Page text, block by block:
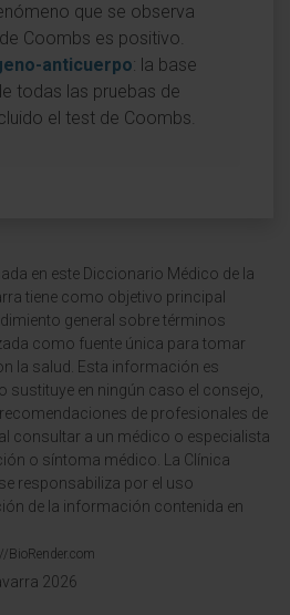
que se observa
Coombs es positivo.
anticuerpo: la base
todas las pruebas de
el test de Coombs.
en este Diccionario Médico de la
tiene como objetivo principal
general sobre términos
como fuente única para tomar
la salud. Esta información es
sustituye en ningún caso el consejo,
de profesionales de
consultar a un médico o especialista
o síntoma médico. La Clínica
responsabiliza por el uso
de la información contenida en
BioRender.com
2026